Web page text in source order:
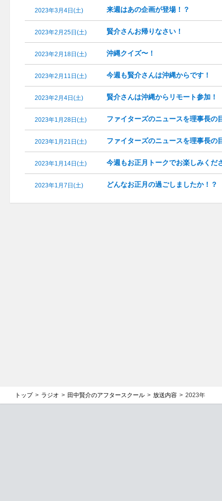
2023年3月4日(土) 来週はあの企画が登場！？
2023年2月25日(土) 賢介さんお帰りなさい！
2023年2月18日(土) 沖縄クイズ〜！
2023年2月11日(土) 今週も賢介さんは沖縄からです！
2023年2月4日(土) 賢介さんは沖縄からリモート参加！
2023年1月28日(土) ファイターズのニュースを理事長の
2023年1月21日(土) ファイターズのニュースを理事長の
2023年1月14日(土) 今週もお正月トークでお楽しみくだ
2023年1月7日(土) どんなお正月の過ごしましたか！？
トップ ラジオ 田中賢介のアフタースクール 放送内容 2023年